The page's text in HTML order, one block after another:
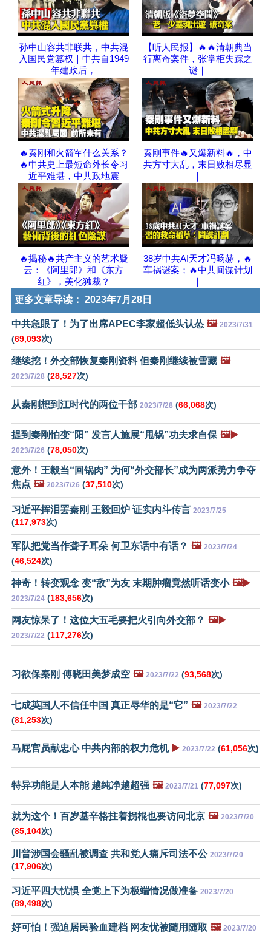
孙中山容共非联共，中共混
入国民党篡权｜中共自1949
年建政后，
【听人民报】🔥🔥清朝典当
行离奇案件，张掌柜失踪之
谜｜
🔥秦刚和火箭军什么关系？
🔥中共史上最短命外长令习
近平难堪，中共政地震
秦刚事件🔥又爆新料🔥，中
共方寸大乱，末日败相尽显
｜
🔥揭秘🔥共产主义的艺术疑
云：《阿里郎》和《东方
红》，美化独裁？
38岁中共AI天才冯旸赫，🔥
车祸谜案；🔥中共间谍计划
｜
更多文章导读： 2023年7月28日
中共急眼了！为了出席APEC李家超低头认怂 🖼️ 2023/7/31
(69,093次)
继续挖！外交部恢复秦刚资料 但秦刚继续被雪藏 🖼️
2023/7/28 (28,527次)
从秦刚想到江时代的两位干部 2023/7/28 (66,068次)
提到秦刚怕变“阳” 发言人施展“甩锅”功夫求自保 🖼️▶️
2023/7/26 (78,050次)
意外！王毅当“回锅肉” 为何“外交部长”成为两派势力争夺
焦点 🖼️ 2023/7/26 (37,510次)
习近平挥泪罢秦刚 王毅回炉 证实内斗传言 2023/7/25
(117,973次)
军队把党当作聋子耳朵 何卫东话中有话？ 🖼️ 2023/7/24
(46,524次)
神奇！转变观念 变“敌”为友 末期肿瘤竟然听话变小 🖼️▶️
2023/7/24 (183,656次)
网友惊呆了！这位大五毛要把火引向外交部？ 🖼️▶️
2023/7/22 (117,276次)
习欲保秦刚 傅晓田美梦成空 🖼️ 2023/7/22 (93,568次)
七成英国人不信任中国 真正辱华的是“它” 🖼️ 2023/7/22
(81,253次)
马屁官员献忠心 中共内部的权力危机 ▶️ 2023/7/22 (61,056次)
特异功能是人本能 越纯净越超强 🖼️ 2023/7/21 (77,097次)
就为这个！百岁基辛格拄着拐棍也要访问北京 🖼️ 2023/7/20
(85,104次)
川普涉国会骚乱被调查 共和党人痛斥司法不公 2023/7/20
(17,906次)
习近平四大忧惧 全党上下为极端情况做准备 2023/7/20
(89,498次)
好可怕！强迫居民验血建档 网友忧被随用随取 🖼️ 2023/7/20